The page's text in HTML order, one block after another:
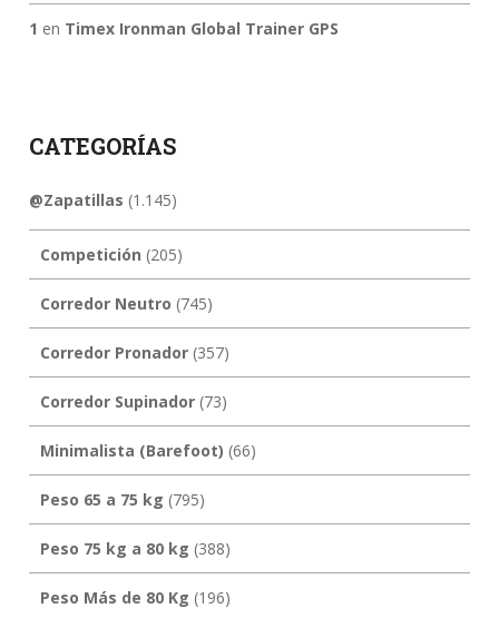
1 en Timex Ironman Global Trainer GPS
CATEGORÍAS
@Zapatillas (1.145)
Competición (205)
Corredor Neutro (745)
Corredor Pronador(357)
Corredor Supinador(73)
Minimalista (Barefoot) (66)
Peso 65 a 75 kg (795)
Peso 75 kg a 80 kg (388)
Peso Más de 80 Kg (196)